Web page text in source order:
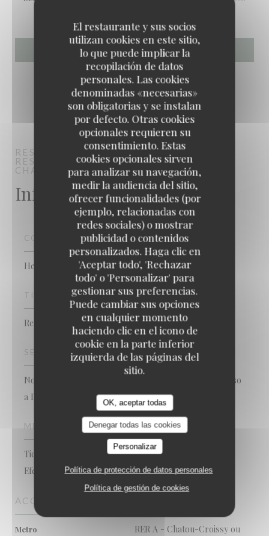
El restaurante y sus socios
utilizan cookies en este sitio,
lo que puede implicar la
recopilación de datos
personales. Las cookies
denominadas «necesarias»
son obligatorias y se instalan
por defecto. Otras cookies
opcionales requieren su
consentimiento. Estas
cookies opcionales sirven
para analizar su navegación,
medir la audiencia del sitio,
ofrecer funcionalidades (por
ejemplo, relacionadas con
redes sociales) o mostrar
publicidad o contenidos
personalizados. Haga clic en
'Aceptar todo', 'Rechazar
todo' o 'Personalizar' para
gestionar sus preferencias.
Puede cambiar sus opciones
en cualquier momento
haciendo clic en el icono de
cookie en la parte inferior
izquierda de las páginas del
sitio.
OK, aceptar todas
Denegar todas las cookies
Personalizar
Política de protección de datos personales
Política de gestión de cookies
RESTAURANT MAISON FOURNAISE
RESTAURANTE FRANCÉS TRADICIONAL
CHATOU
Información general
COCINA
Hecho en casa, productos frescos, tradicional
TIPO DE NEGOCIO
Restaurante francés tradicional
SERVICIOS
No se acceptan animales, Privatización, Terraza, Acceso
a Discapacitados, WiFi
MÉTODOS DE PAGO
Ticket Restaurant, Pago móvil, Contactless Payment,
Efectivo, Visa, Tarjeta de Crédito
ACCESO
Metro
RER A - Chatou-Croissy ou
RESTAURANT MAISON FOURNAISE